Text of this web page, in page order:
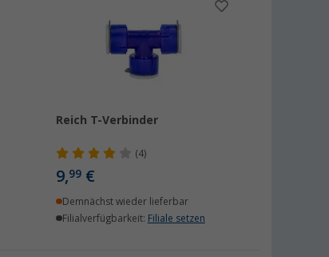
Reich T-Verbinder
(4)
9,99 €
Demnächst wieder lieferbar
Filialverfügbarkeit: Filiale setzen